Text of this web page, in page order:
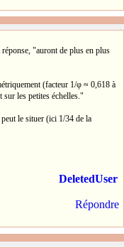
"auront de plus en plus
(facteur 1/φ ≈ 0,618 à
sur les petites échelles."
le situer (ici 1/34 de la
DeletedUser
Répondre